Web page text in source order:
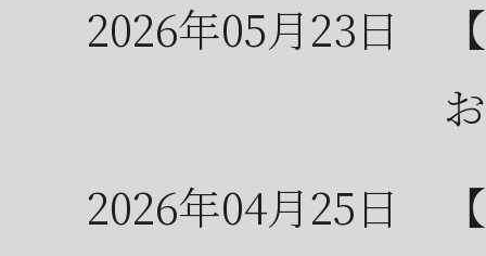
2026年05月23日
2026年04月25日